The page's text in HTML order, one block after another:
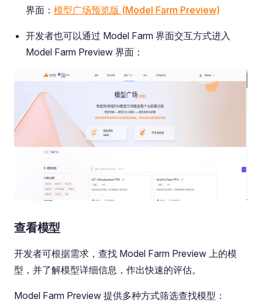
界面： 模型广场预览版 (Model Farm Preview)
开发者也可以通过 Model Farm 界面交互方式进入
Model Farm Preview 界面：
查看模型
开发者可根据需求，查找 Model Farm Preview 上的模
型，并了解模型详细信息，作出快速的评估。
Model Farm Preview 提供多种方式筛选查找模型：